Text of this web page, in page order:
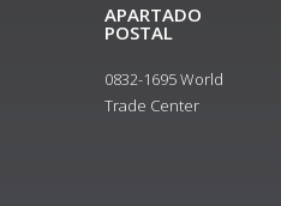
APARTADO
POSTAL
0832-1695 World
Trade Center